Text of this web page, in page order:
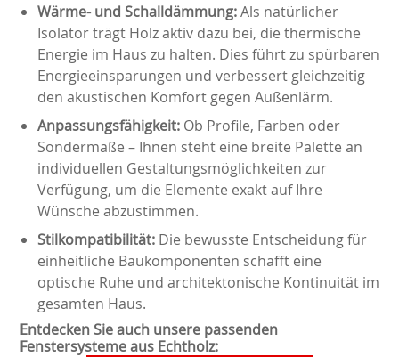
Wärme- und Schalldämmung:Als natürlicher
Isolator trägt Holz aktiv dazu bei, die thermische
Energie im Haus zu halten. Dies führt zu spürbaren
Energieeinsparungen und verbessert gleichzeitig
den akustischen Komfort gegen Außenlärm.
Anpassungsfähigkeit:Ob Profile, Farben oder
Sondermaße – Ihnen steht eine breite Palette an
individuellen Gestaltungsmöglichkeiten zur
Verfügung, um die Elemente exakt auf Ihre
Wünsche abzustimmen.
Stilkompatibilität:Die bewusste Entscheidung für
einheitliche Baukomponenten schafft eine
optische Ruhe und architektonische Kontinuität im
gesamten Haus.
Entdecken Sie auch unsere passenden
Fenstersysteme aus Echtholz: